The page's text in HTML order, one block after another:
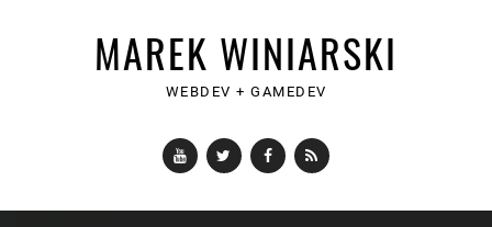
MAREK WINIARSKI
WEBDEV + GAMEDEV
YouTubeTwitterFacebook
RSS